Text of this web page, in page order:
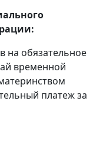
на обязательное
временной
платеж за